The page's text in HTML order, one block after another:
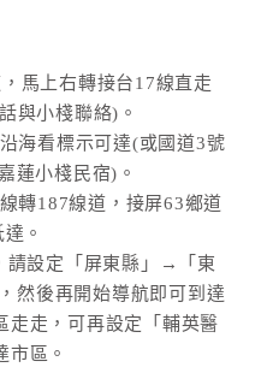
馬上右轉接台17線直走
與小棧聯絡)。
海看標示可達(或國道3號
蓮小棧民宿)。
轉187線道，接屏63鄉道
。
請設定「屏東縣」→「東
然後再開始導航即可到達
走走，可再設定「輔英醫
市區。